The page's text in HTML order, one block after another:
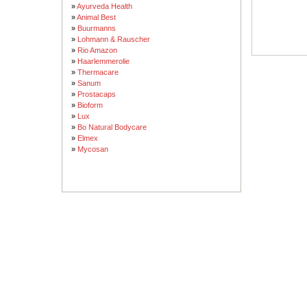
»Ayurveda Health
»Animal Best
» Buurmanns
» Lohmann & Rauscher
» Rio Amazon
» Haarlemmerolie
» Thermacare
» Sanum
» Prostacaps
» Bioform
» Lux
» Bo Natural Bodycare
» Elmex
» Mycosan